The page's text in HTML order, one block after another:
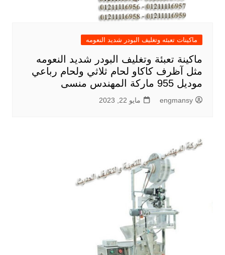
ماكينات تعبئه وتغليف البودر شديد النعومه
ماكينة تعبئة وتغليف البودر شديد النعومه
مثل آظرف كاكاو لحام ثلاثي ولحام رباعي
موديل 955 ماركة المهندس منسى
engmansy مايو 22, 2023